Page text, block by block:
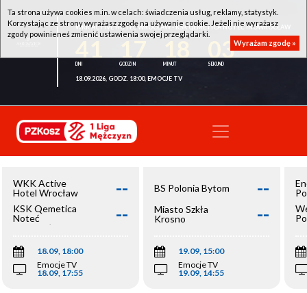
WKK ACTIVE HOTEL WROCŁAW - KSK QEMETICA NOTEĆ INOWROCŁAW
02
18.09.2026, GODZ. 18:00, EMOCJE TV
WKK Active
Hotel Wrocław
--
KSK Qemetica
Noteć
Inowrocław
--
18.09, 18:00
Emocje TV
18.09, 17:55
BS Polonia Bytom --
Miasto Szkła
Krosno
--
19.09, 15:00
Emocje TV
19.09, 14:55
Ta strona używa cookies m.in. w celach: świadczenia usług, reklamy, statystyk.
Korzystając ze strony wyrażasz zgodę na używanie cookie. Jeżeli nie wyrażasz
zgody powinieneś zmienić ustawienia swojej przeglądarki.
Wyrażam zgodę »